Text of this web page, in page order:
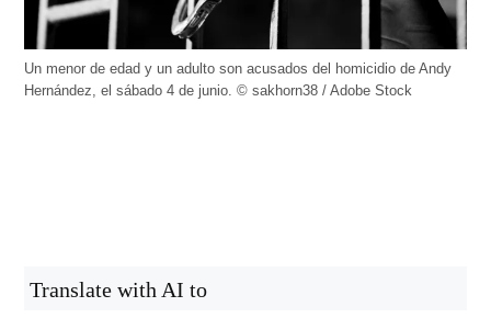
Un menor de edad y un adulto son acusados del homicidio de Andy
Hernández, el sábado 4 de junio. © sakhorn38 / Adobe Stock
Translate with AI to